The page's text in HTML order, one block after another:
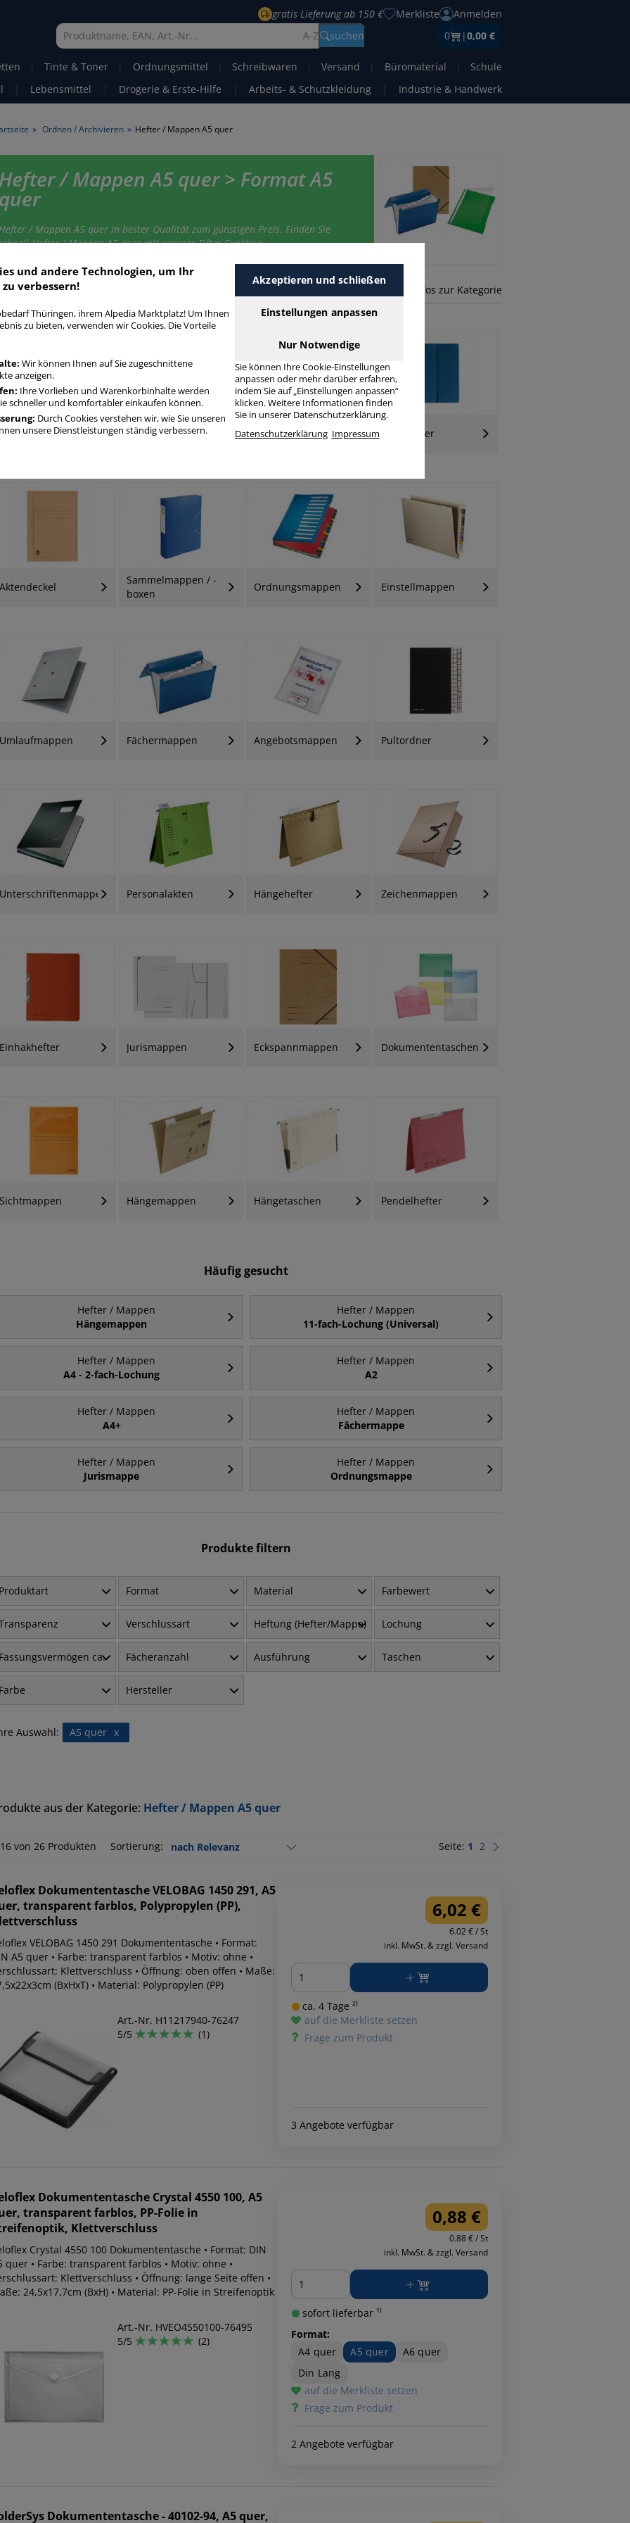
gratis Lieferung ab 150 € Merkliste
Anmelden
A-Z
suchen 0 |0,00 €
| Tinte & Toner | Ordnungsmittel | Schreibwaren | Versand | Büromaterial |
Schule
| Lebensmittel | Drogerie & Erste-Hilfe | Arbeits- & Schutzkleidung | Industrie & Handwerk
» Ordnen / Archivieren » Hefter / Mappen A5 quer
Hefter / Mappen A5 quer > Format A5
quer
Hefter / Mappen A5 quer in bester Qualität zum günstigen Preis. Finden Sie
Hefter / Mappen A5 quer mit unserer Filter-Funktion.
/ Mappen A5 quer mehr Infos zur Kategorie
Schnellhefter Klemmhefter
Klemmschienenhüllen
Ösenhefter
Aktendeckel
Sammelmappen / -
boxen
Ordnungsmappen Einstellmappen
Umlaufmappen Fächermappen Angebotsmappen Pultordner
Unterschriftenmappen Personalakten Hängehefter Zeichenmappen
Einhakhefter Jurismappen Eckspannmappen Dokumententaschen
Sichtmappen Hängemappen Hängetaschen Pendelhefter
Häufig gesucht
Hefter / Mappen
Hängemappen
Hefter / Mappen
11-fach-Lochung (Universal)
Hefter / Mappen
A4 - 2-fach-Lochung
Hefter / Mappen
A2
Hefter / Mappen
A4+
Hefter / Mappen
Fächermappe
Hefter / Mappen
Jurismappe
Hefter / Mappen
Ordnungsmappe
Produkte filtern
Produktart Format Material Farbewert
Verschlussart Heftung (Hefter/Mappe) Lochung
Fassungsvermögen ca. Fächeranzahl Ausführung Taschen
Farbe Hersteller
Auswahl: x
A5 quer
aus der Kategorie: Hefter / Mappen A5 quer
von 26 Produkten Sortierung: Seite: 1 2
Dokumententasche VELOBAG 1450 291, A5
transparent farblos, Polypropylen (PP),
VELOBAG 1450 291 Dokumententasche • Format:
A5 quer • Farbe: transparent farblos • Motiv: ohne •
Klettverschluss • Öffnung: oben offen • Maße:
(BxHxT) • Material: Polypropylen (PP)
Art.-Nr. H11217940-76247
5/5
(1)
6,02 €
6.02 € / St
inkl. MwSt. & zzgl. Versand
Menge
ca. 4 Tage ²⁾
auf die Merkliste setzen
Frage zum Produkt
3 Angebote verfügbar
Dokumententasche Crystal 4550 100, A5
transparent farblos, PP-Folie in
Klettverschluss
Crystal 4550 100 Dokumententasche • Format: DIN
quer • Farbe: transparent farblos • Motiv: ohne •
Klettverschluss • Öffnung: lange Seite offen •
24,5x17,7cm (BxH) • Material: PP-Folie in Streifenoptik
Art.-Nr. HVEO4550100-76495
5/5
(2)
0,88 €
0.88 € / St
inkl. MwSt. & zzgl. Versand
Menge
sofort lieferbar ¹⁾
Format:
A4 quer
A5 quer
A6 quer
Din Lang
auf die Merkliste setzen
Frage zum Produkt
2 Angebote verfügbar
Dokumententasche - 40102-94, A5 quer,
und andere Technologien, um Ihr
verbessern!
Thüringen, ihrem Alpedia Marktplatz! Um Ihnen
zu bieten, verwenden wir Cookies. Die Vorteile
Wir können Ihnen auf Sie zugeschnittene
anzeigen.
Ihre Vorlieben und Warenkorbinhalte werden
schneller und komfortabler einkaufen können.
Durch Cookies verstehen wir, wie Sie unseren
unsere Dienstleistungen ständig verbessern.
Akzeptieren und schließen
Einstellungen anpassen
Nur Notwendige
Sie können Ihre Cookie-Einstellungen
anpassen oder mehr darüber erfahren,
indem Sie auf „Einstellungen anpassen“
klicken. Weitere Informationen finden
Sie in unserer Datenschutzerklärung.
Datenschutzerklärung Impressum